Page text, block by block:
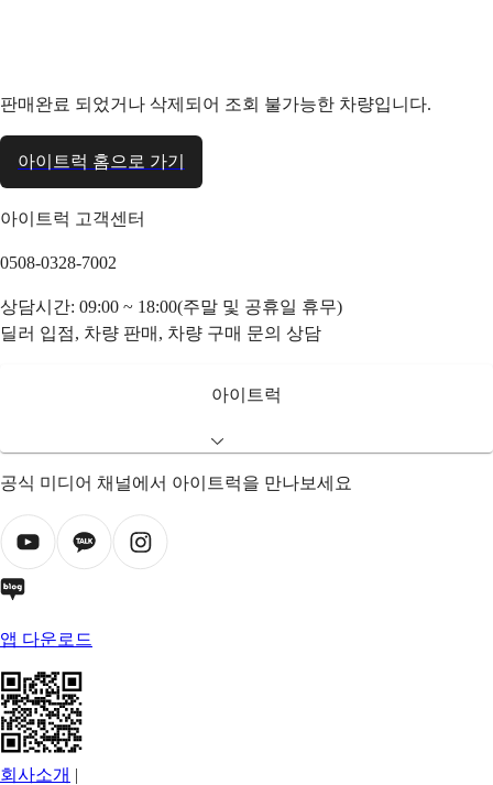
판매완료 되었거나 삭제되어 조회 불가능한 차량입니다.
아이트럭 홈으로 가기
아이트럭 고객센터
0508-0328-7002
상담시간: 09:00 ~ 18:00(주말 및 공휴일 휴무)
딜러 입점, 차량 판매, 차량 구매 문의 상담
아이트럭
공식 미디어 채널에서 아이트럭을 만나보세요
앱 다운로드
회사소개 |